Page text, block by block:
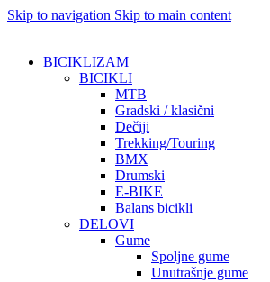
Skip to navigation Skip to main content
BICIKLIZAM
BICIKLI
MTB
Gradski / klasični
Dečiji
Trekking/Touring
BMX
Drumski
E-BIKE
Balans bicikli
DELOVI
Gume
Spoljne gume
Unutrašnje gume